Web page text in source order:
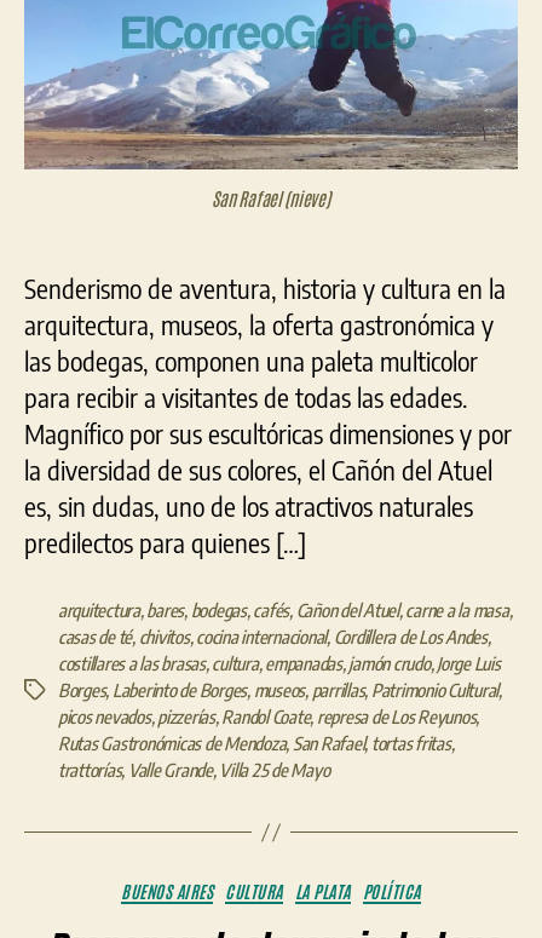
San Rafael (nieve)
Senderismo de aventura, historia y cultura en la
arquitectura, museos, la oferta gastronómica y
las bodegas, componen una paleta multicolor
para recibir a visitantes de todas las edades.
Magnífico por sus escultóricas dimensiones y por
la diversidad de sus colores, el Cañón del Atuel
es, sin dudas, uno de los atractivos naturales
predilectos para quienes […]
Etiquetas
arquitectura,bares, bodegas,cafés, Cañon del Atuel,carne a la masa,
casas de té, chivitos,cocina internacional, Cordillera de Los Andes,
costillares a las brasas,cultura,empanadas,jamón crudo,Jorge Luis
Borges, Laberinto de Borges, museos, parrillas, Patrimonio Cultural,
picos nevados,pizzerías,Randol Coate, represa de Los Reyunos,
Rutas Gastronómicas de Mendoza, San Rafael,tortas fritas,
trattorías, Valle Grande, Villa 25 de Mayo
Categorías
BUENOS AIRES CULTURA LA PLATA POLÍTICA